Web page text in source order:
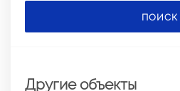
ПОИСК
Другие объекты